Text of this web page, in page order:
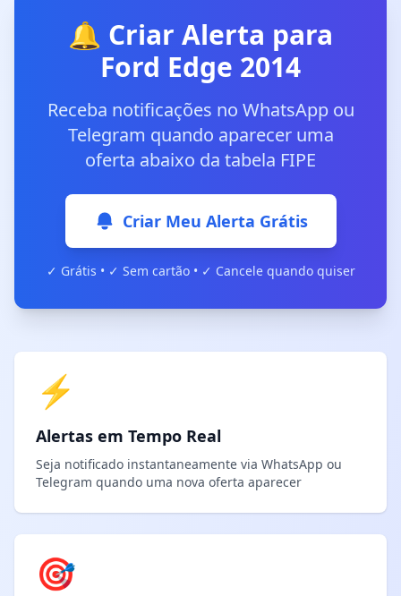
🔔 Criar Alerta para
Ford Edge 2014
Receba notificações no WhatsApp ou
Telegram quando aparecer uma
oferta abaixo da tabela FIPE
Criar Meu Alerta Grátis
✓ Grátis • ✓ Sem cartão • ✓ Cancele quando quiser
⚡
Alertas em Tempo Real
Seja notificado instantaneamente via WhatsApp ou
Telegram quando uma nova oferta aparecer
🎯